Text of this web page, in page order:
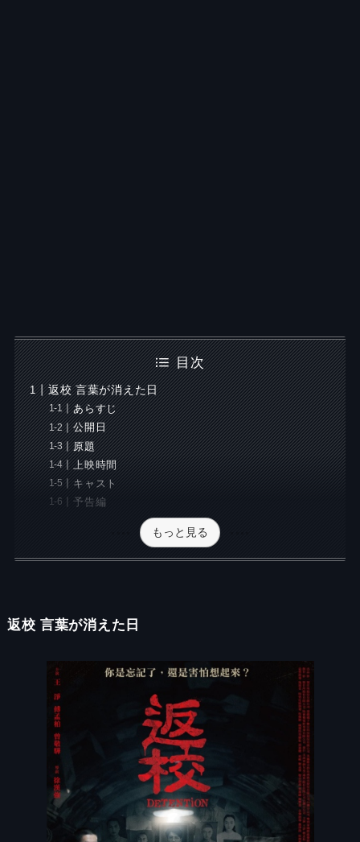
目次
返校 言葉が消えた日
あらすじ
公開日
原題
上映時間
キャスト
予告編
もっと見る
返校 言葉が消えた日